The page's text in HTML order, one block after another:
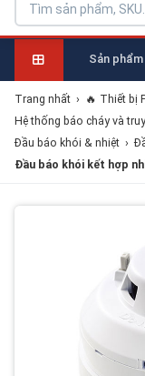
Sản phẩm
Trang nhất › 🔥 Thiết bị
Hệ thống báo cháy và
Đầu báo khói & nhiệt ›
Đầu báo khói kết hợp